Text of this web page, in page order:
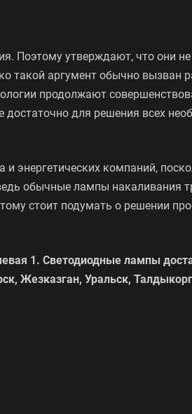
Поэтому утверждают, что они
такой аргумент обычно вызван
продолжают
достаточно для решения всех
и энергетических компаний,
обычные лампы накаливания
стоит подумать о решении
1. Светодиодные лампы
Жезказган, Уральск,